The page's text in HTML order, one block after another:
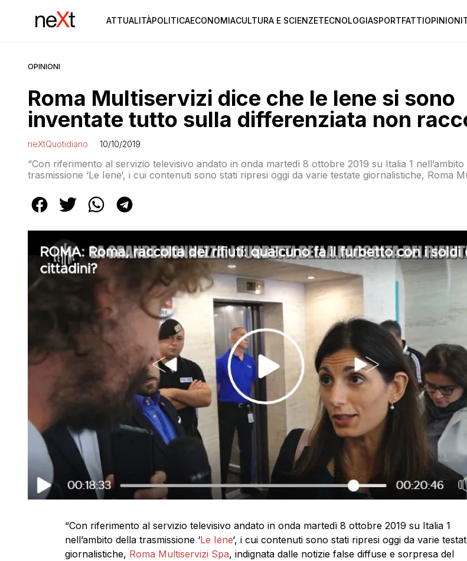
ATTUALITÀPOLITICAECONOMIACULTURA E SCIENZETECNOLOGIASPORTFATTIOPINIONI
OPINIONI
Roma Multiservizi dice che le Iene si sono
inventate tutto sulla differenziata non
neXtQuotidiano 10/10/2019
“Con riferimento al servizio televisivo andato in onda martedì 8 ottobre 2019 su Italia 1 nell’ambito
trasmissione ‘Le Iene‘, i cui contenuti sono stati ripresi oggi da varie testate giornalistiche, Roma
di aver sempre operato con la […]
“Con riferimento al servizio televisivo andato in onda martedì 8 ottobre 2019 su Italia 1
nell’ambito della trasmissione ‘Le Iene‘, i cui contenuti sono stati ripresi oggi da varie
giornalistiche, Roma Multiservizi Spa, indignata dalle notizie false diffuse e sorpresa del